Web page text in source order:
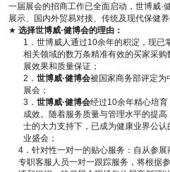
一届展会的招商工作已全面启动，世博威·
展示、国内外贸易对接、传统及现代保健
★ 选择世博威·健博会的理由：
1．世博威人通过10余年的积淀，现已
相关领域的数万条精准有效的买家采
展效果和质量保证；
2． 世博威·健博会被国家商务部评定为
展会；
3． 世博威·健博会经过10余年精心培
成效。随着服务质量与管理水平的提
士的大力支持下，已成为健康业界公
业盛会；
4．针对性一对一的贴心服务：自从参
专职客服人员一对一跟踪服务，将根据